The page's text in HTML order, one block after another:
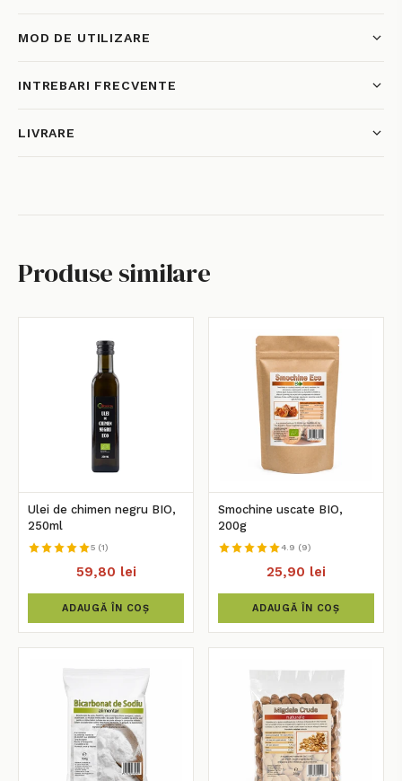
MOD DE UTILIZARE
INTREBARI FRECVENTE
LIVRARE
Produse similare
Ulei de chimen negru BIO,
250ml
5 (1)
59,80 lei
ADAUGĂ ÎN COȘ
Smochine uscate BIO,
200g
4.9 (9)
25,90 lei
ADAUGĂ ÎN COȘ